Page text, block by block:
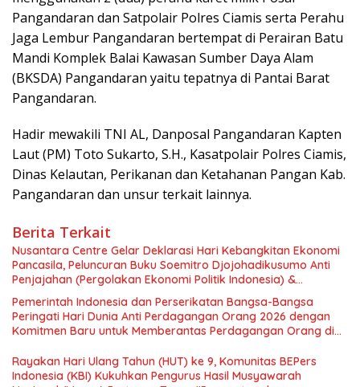
Pangandaran dan Satpolair Polres Ciamis serta Perahu
Jaga Lembur Pangandaran bertempat di Perairan Batu
Mandi Komplek Balai Kawasan Sumber Daya Alam
(BKSDA) Pangandaran yaitu tepatnya di Pantai Barat
Pangandaran.
Hadir mewakili TNI AL, Danposal Pangandaran Kapten
Laut (PM) Toto Sukarto, S.H., Kasatpolair Polres Ciamis,
Dinas Kelautan, Perikanan dan Ketahanan Pangan Kab.
Pangandaran dan unsur terkait lainnya.
Berita Terkait
Nusantara Centre Gelar Deklarasi Hari Kebangkitan Ekonomi
Pancasila, Peluncuran Buku Soemitro Djojohadikusumo Anti
Penjajahan (Pergolakan Ekonomi Politik Indonesia) &
Simposium Nasional “Urgensi Undang-Undang Perekonomian
Nasional dan Kesejahteraan Sosial dalam Menata Bangsa
Menuju Indonesia Emas 2045”,
Pemerintah Indonesia dan Perserikatan Bangsa-Bangsa
Peringati Hari Dunia Anti Perdagangan Orang 2026 dengan
Komitmen Baru untuk Memberantas Perdagangan Orang di
Rayakan Hari Ulang Tahun (HUT) ke 9, Komunitas BEPers
Indonesia (KBI) Kukuhkan Pengurus Hasil Musyawarah